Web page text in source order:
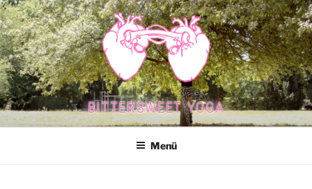
Zum
Inhalt
springen
BITTERSWEET YOGA
Menü